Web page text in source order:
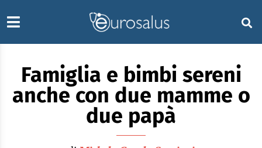
Famiglia e bimbi sereni
anche con due mamme o
due papà